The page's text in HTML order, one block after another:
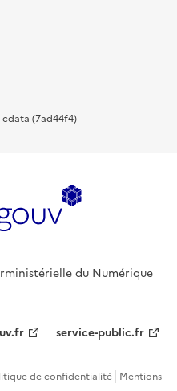
(7ad44f4)
du Numérique
service-public.fr
de confidentialité Mentions